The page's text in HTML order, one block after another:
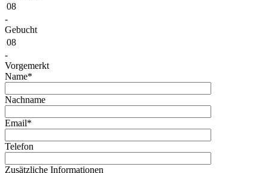
08
-
Gebucht
08
-
Vorgemerkt
Name*
Nachname
Email*
Telefon
Zusätzliche Informationen